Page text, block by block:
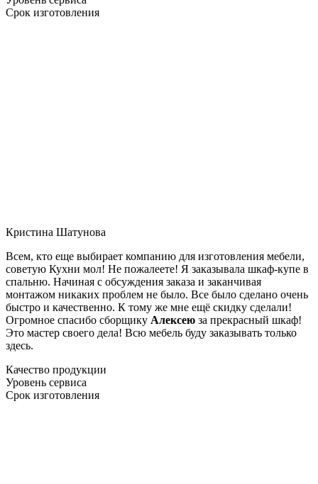
Срок изготовления
Кристина Шатунова
Всем, кто еще выбирает компанию для изготовления мебели,
советую Кухни мол! Не пожалеете! Я заказывала шкаф-купе в
спальню. Начиная с обсуждения заказа и заканчивая
монтажом никаких проблем не было. Все было сделано очень
быстро и качественно. К тому же мне ещё скидку сделали!
Огромное спасибо сборщику Алексею за прекрасный шкаф!
Это мастер своего дела! Всю мебель буду заказывать только
здесь.
Качество продукции
Уровень сервиса
Срок изготовления